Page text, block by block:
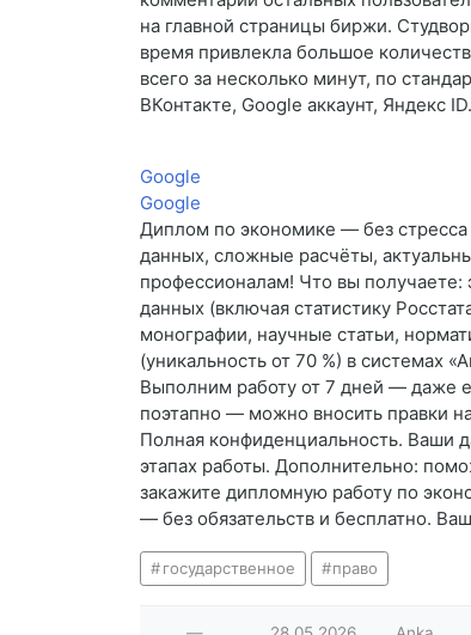
на главной страницы биржи.
время привлекла большое
всего за несколько минут, по
ВКонтакте, Google аккаунт, Яндекс ID.
Google
Google
Диплом по экономике — без стресса
данных, сложные расчёты,
профессионалам! Что вы получаете:
данных (включая статистику
монографии, научные статьи,
(уникальность от 70 %) в системах
Выполним работу от 7 дней — даже
поэтапно — можно вносить правки
Полная конфиденциальность. Ваши
этапах работы. Дополнительно:
закажите дипломную работу по
— без обязательств и бесплатно.
государственное право